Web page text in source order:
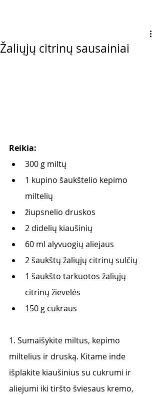
Žaliųjų citrinų sausainiai
Reikia:
300 g miltų
1 kupino šaukštelio kepimo
miltelių
žiupsnelio druskos
2 didelių kiaušinių
60 ml alyvuogių aliejaus
2 šaukštų žaliųjų citrinų sulčių
1 šaukšto tarkuotos žaliųjų
citrinų žievelės
150 g cukraus
1. Sumaišykite miltus, kepimo
miltelius ir druską. Kitame inde
išplakite kiaušinius su cukrumi ir
aliejumi iki tiršto šviesaus kremo,